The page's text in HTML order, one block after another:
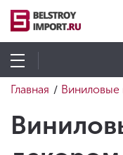
Главная / Виниловые